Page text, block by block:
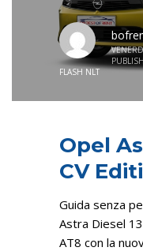
FLASH NLT
Opel
CV
Guida senza
Astra Diesel
AT8 con la